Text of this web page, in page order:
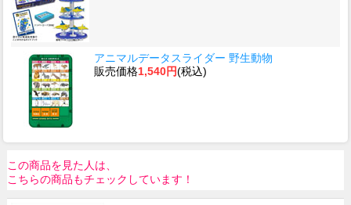
アニマルデータスライダー 野生動物
販売価格1,540円(税込)
この商品を見た人は、
こちらの商品もチェックしています！